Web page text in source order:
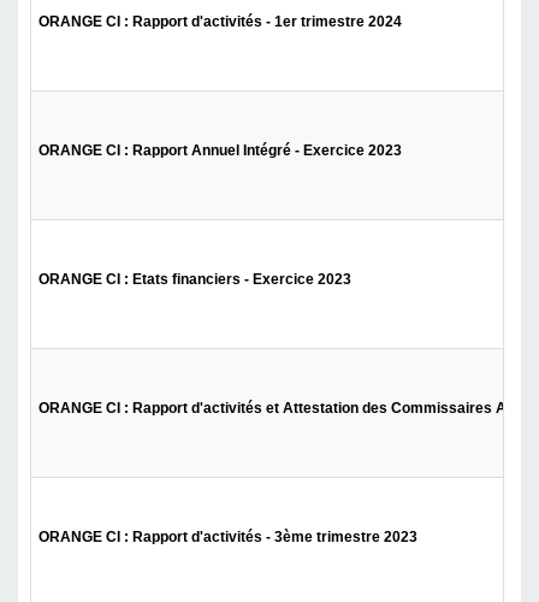
ORANGE CI : Rapport d'activités - 1er trimestre 2024
ORANGE CI : Rapport Annuel Intégré - Exercice 2023
ORANGE CI : Etats financiers - Exercice 2023
ORANGE CI : Rapport d'activités et Attestation des Commissaires Aux
ORANGE CI : Rapport d'activités - 3ème trimestre 2023